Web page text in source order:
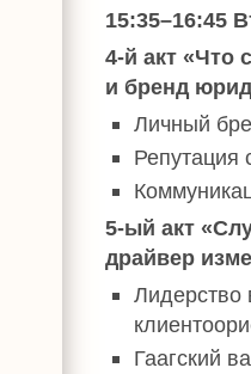
15:35–16:45
4-й акт «Что
и бренд
Личный
Репутация
5-ый акт
драйвер
Лидерство
Гаагский